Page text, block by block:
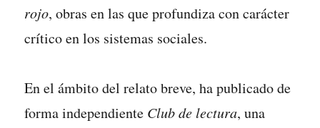
rojo, obras en las que profundiza con carácter
crítico en los sistemas sociales.
En el ámbito del relato breve, ha publicado de
forma independiente Club de lectura, una